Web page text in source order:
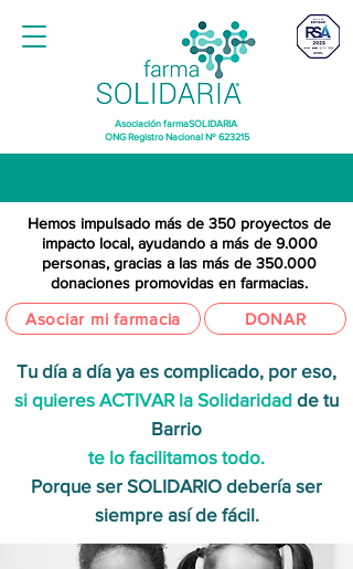
Asociación farmaSOLIDARIA
ONG Registro Nacional Nº 623215
Asociar mi farmacia
Hemos impulsado más de 350 proyectos de
impacto local, ayudando a más de 9.000
personas, gracias a las más de 350.000
donaciones promovidas en farmacias.
DONAR
Tu día a día ya es complicado, por eso,
si quieres ACTIVAR la Solidaridad de tu
Barrio
te lo facilitamos todo.
Porque ser SOLIDARIO debería ser
siempre así de fácil.